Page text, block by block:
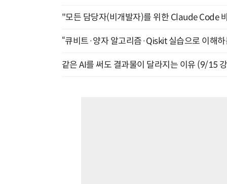
"모든 담당자(비개발자)를 위한 Claude Code
“큐비트·양자 알고리즘·Qiskit 실습으로 이해
같은 AI를 써도 결과물이 달라지는 이유 (9/15